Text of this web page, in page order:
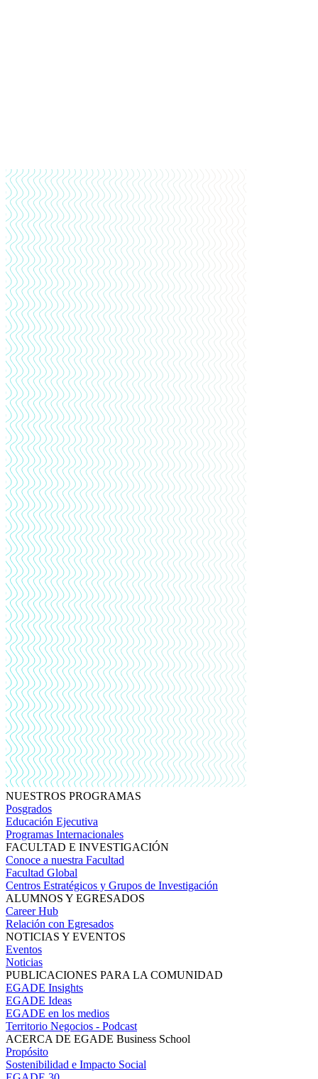
NUESTROS PROGRAMAS
Posgrados
Educación Ejecutiva
Programas Internacionales
FACULTAD E INVESTIGACIÓN
Conoce a nuestra Facultad
Facultad Global
Centros Estratégicos y Grupos de Investigación
ALUMNOS Y EGRESADOS
Career Hub
Relación con Egresados
NOTICIAS Y EVENTOS
Eventos
Noticias
PUBLICACIONES PARA LA COMUNIDAD
EGADE Insights
EGADE Ideas
EGADE en los medios
Territorio Negocios - Podcast
ACERCA DE EGADE Business School
Propósito
Sostenibilidad e Impacto Social